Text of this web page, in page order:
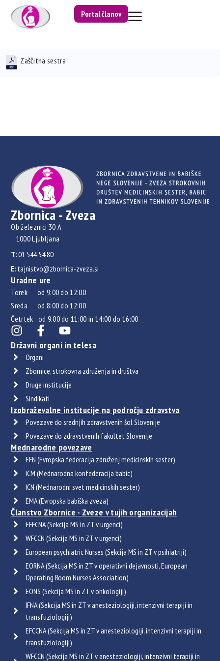
Portal članov
Zaščitna sestra
Zbornica - Zveza
Ob železnici 30 A
1000 Ljubljana
T:01 544 54 80
E: tajnistvo@zbornica-zveza.si
Uradne ure
Torek od 9:00 do 12:00
Sreda od 8:00 do 12:00
Četrtek od 9:00 do 11:00 in 14:00 do 16:00
Državni organi in telesa
Organi
Zbornice, strokovna združenja in društva
Druge institucije
Sindikati
Izobraževalne institucije na področju zdravstva
Povezave do srednjih zdravstvenih šol Slovenije
Povezave do zdravstvenih fakultet Slovenije
Mednarodne povezave
EFN (Evropska federacija združenj medicinskih sester)
ICM (Mednarodna konfederacija babic)
ICN (Mednarodni svet medicinskih sester)
EMA (Evropska babiška zveza)
Članstvo Zbornice - Zveze v tujih organizacijah
EFFCNA (Sekcija MS in ZT v urgenci)
WFCCN (Sekcija MS in ZT v urgenci)
European psychiatric Nurses (Sekcija MS in ZT v psihiatriji)
EORNA (Sekcija MS in ZT v operativni dejavnosti, European
Operating Room Nurses Association)
EONS (Sekcija MS in ZT v onkologiji)
IFNA (Sekcija MS in ZT v anesteziologiji, intenzivni terapiji in
transfuziologiji)
EFCCNA (Sekcija MS in ZT v anesteziologiji, intenzivni terapiji in
transfuziologiji)
WFCCN (Sekcija MS in ZT v anesteziologiji, intenzivni terapiji in